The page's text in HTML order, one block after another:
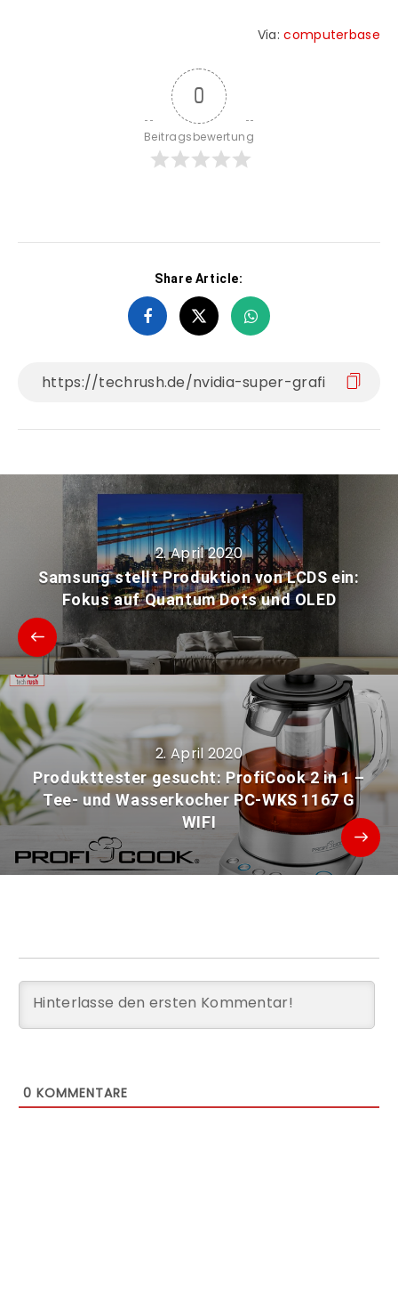
Via:computerbase
0
Beitragsbewertung
Share Article:
2. April 2020
Samsung stellt Produktion von LCDS ein:
Fokus auf Quantum Dots und OLED
2. April 2020
Produkttester gesucht: ProfiCook 2 in 1 –
Tee- und Wasserkocher PC-WKS 1167 G
WIFI
0 KOMMENTARE